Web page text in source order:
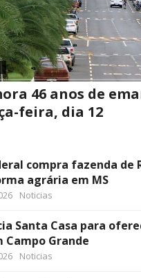
46 anos de
feira, dia 12
compra fazenda de
agrária em MS
Noticias
Santa Casa para
Campo Grande
Noticias